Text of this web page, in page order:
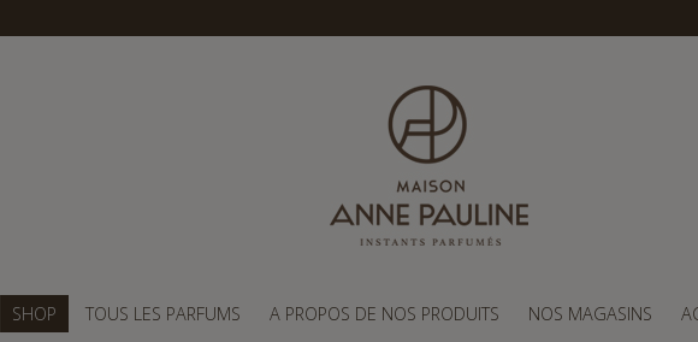
SHOP TOUS LES PARFUMS A PROPOS DE NOS PRODUITS NOS MAGASINS